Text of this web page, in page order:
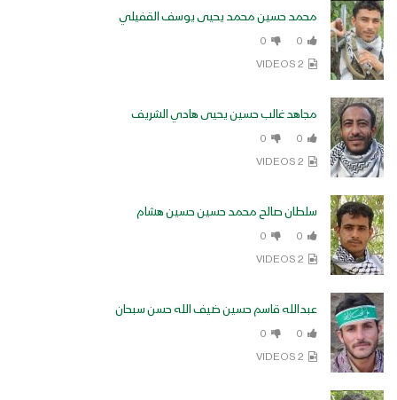
الشرعي – 1446هـ
– 1446هـ
بحر العطاء – فرقة أنصار الله 1445هـ
محمد حسين محمد يحيى يوسف القفيلي
0
0
2 VIDEOS
مجاهد غالب حسين يحيى هادي الشريف
0
0
2 VIDEOS
سلطان صالح محمد حسين حسين هشام
0
0
2 VIDEOS
عبدالله قاسم حسين ضيف الله حسن سبحان
0
0
2 VIDEOS